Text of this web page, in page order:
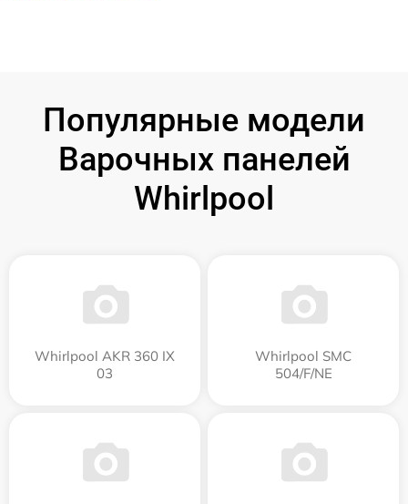
Популярные модели
Варочных панелей
Whirlpool
Whirlpool AKR 360 IX
03
Whirlpool SMC
504/F/NE